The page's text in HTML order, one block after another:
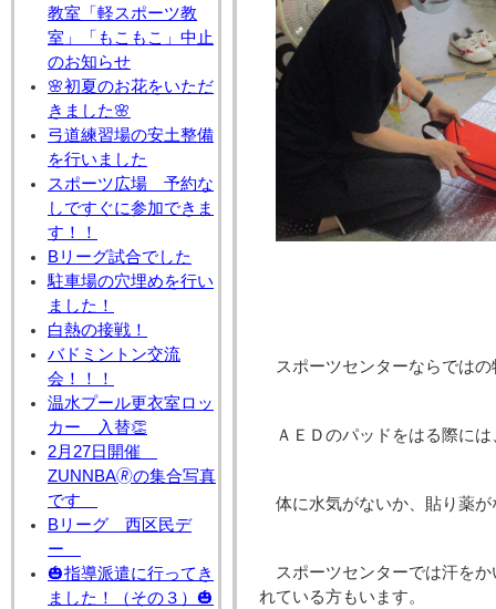
教室「軽スポーツ教
室」「もこもこ」中止
のお知らせ
🌸初夏のお花をいただ
きました🌸
弓道練習場の安土整備
を行いました
スポーツ広場 予約な
しですぐに参加できま
す！！
Bリーグ試合でした
駐車場の穴埋めを行い
ました！
白熱の接戦！
バドミントン交流
会！！！
温水プール更衣室ロッ
カー 入替👏
2月27日開催
ZUNNBA🄬の集合写真
です
Bリーグ 西区民デ
ー
🎃指導派遣に行ってき
ました！（その３）🎃
スポーツセンターならでは
ＡＥＤのパッドをはる際には
体に水気がないか、貼り薬
スポーツセンターでは汗を
れている方もいます。